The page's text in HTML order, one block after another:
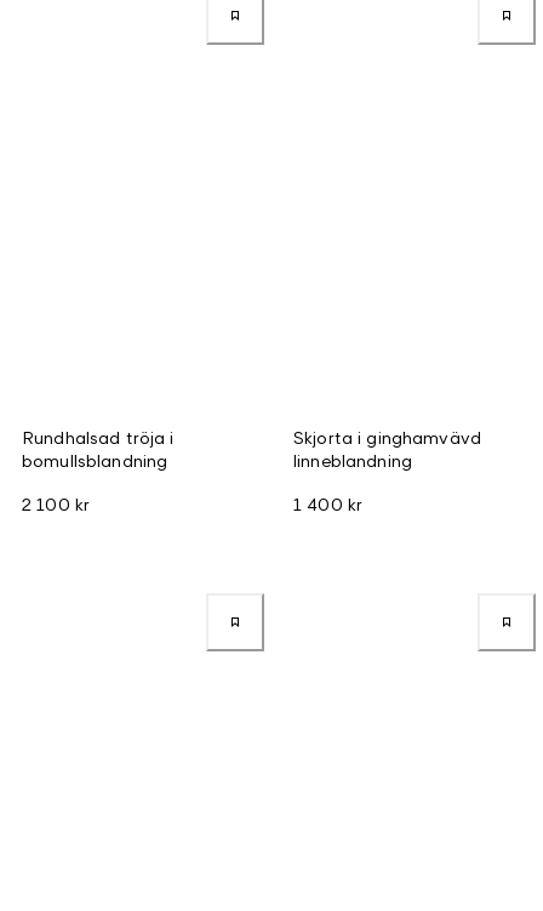
Rundhalsad tröja i
bomullsblandning
2 100 kr
Skjorta i ginghamvävd
linneblandning
1 400 kr